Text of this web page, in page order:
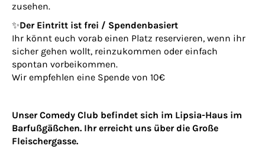
zusehen.
✨Der Eintritt ist frei / Spendenbasiert
Ihr könnt euch vorab einen Platz reservieren, wenn ihr
sicher gehen wollt, reinzukommen oder einfach
spontan vorbeikommen.
Wir empfehlen eine Spende von 10€
Unser Comedy Club befindet sich im Lipsia-Haus im
Barfußgäßchen. Ihr erreicht uns über die Große
Fleischergasse.